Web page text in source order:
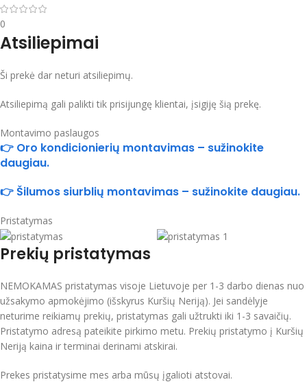
0
Atsiliepimai
Ši prekė dar neturi atsiliepimų.
Atsiliepimą gali palikti tik prisijungę klientai, įsigiję šią prekę.
Montavimo paslaugos
👉 Oro kondicionierių montavimas – sužinokite
daugiau.
👉 Šilumos siurblių montavimas – sužinokite daugiau.
Pristatymas
Prekių pristatymas
NEMOKAMAS pristatymas visoje Lietuvoje per 1-3 darbo dienas nuo
užsakymo apmokėjimo (išskyrus Kuršių Neriją). Jei sandėlyje
neturime reikiamų prekių, pristatymas gali užtrukti iki 1-3 savaičių.
Pristatymo adresą pateikite pirkimo metu. Prekių pristatymo į Kuršių
Neriją kaina ir terminai derinami atskirai.
Prekes pristatysime mes arba mūsų įgalioti atstovai.